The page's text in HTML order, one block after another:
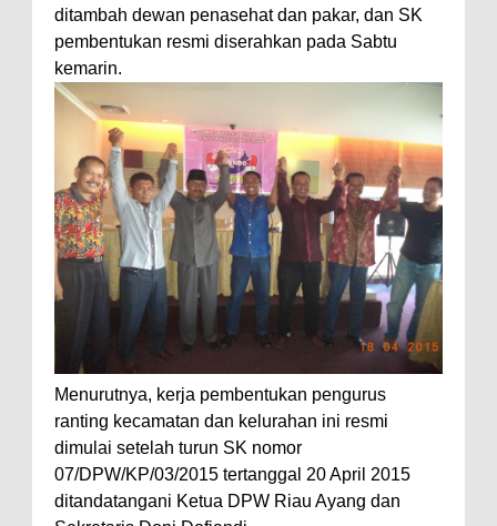
ditambah dewan penasehat dan pakar, dan SK
pembentukan resmi diserahkan pada Sabtu
kemarin.
Menurutnya, kerja pembentukan pengurus
ranting kecamatan dan kelurahan ini resmi
dimulai setelah turun SK nomor
07/DPW/KP/03/2015 tertanggal 20 April 2015
ditandatangani Ketua DPW Riau Ayang dan